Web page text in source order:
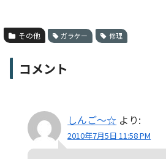
その他 ガラケー 修理
コメント
しんご〜☆ より:
2010年7月5日 11:58 PM